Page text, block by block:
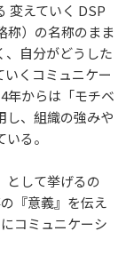
変えていく DSP
称）の名称のまま
、自分がどうした
くコミュニケー
年からは「モチベ
し、組織の強みや
る。
として挙げるの
『意義』を伝え
コミュニケーシ